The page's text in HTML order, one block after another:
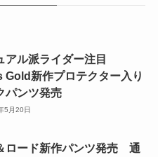
アル派ライダー注目
Gold新作プロテクター入り
パンツ発売
5月20日
ロード新作パンツ発売 通